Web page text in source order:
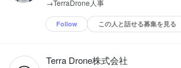
→TerraDrone人事
Follow この人と話せる募集を見る
Terra Drone株式会社